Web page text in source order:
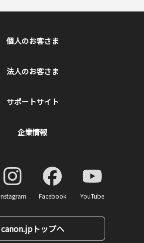
個人のお客さま
法人のお客さま
サポートサイト
企業情報
Facebook YouTube
canon.jpトップへ